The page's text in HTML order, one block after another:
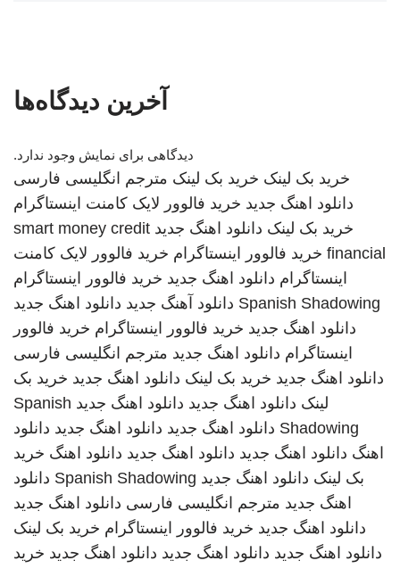
آخرین دیدگاه‌ها
دیدگاهی برای نمایش وجود ندارد.
خرید بک لینک خرید بک لینک مترجم انگلیسی فارسی
دانلود اهنگ جدید خرید فالوور لایک کامنت اینستاگرام
خرید بک لینک دانلود اهنگ جدید smart money credit
financial خرید فالوور اینستاگرام خرید فالوور لایک کامنت
اینستاگرام دانلود اهنگ جدید خرید فالوور اینستاگرام
Spanish Shadowing دانلود آهنگ جدید دانلود اهنگ جدید
دانلود اهنگ جدید خرید فالوور اینستاگرام خرید فالوور
اینستاگرام دانلود اهنگ جدید مترجم انگلیسی فارسی
دانلود اهنگ جدید خرید بک لینک دانلود اهنگ جدید خرید بک
لینک دانلود اهنگ جدید دانلود اهنگ جدید Spanish
Shadowing دانلود اهنگ جدید دانلود اهنگ جدید دانلود
اهنگ دانلود اهنگ جدید دانلود اهنگ جدید دانلود اهنگ خرید
بک لینک دانلود اهنگ جدید Spanish Shadowing دانلود
اهنگ جدید مترجم انگلیسی فارسی دانلود اهنگ جدید
دانلود اهنگ جدید خرید فالوور اینستاگرام خرید بک لینک
دانلود اهنگ جدید دانلود اهنگ جدید دانلود اهنگ جدید خرید